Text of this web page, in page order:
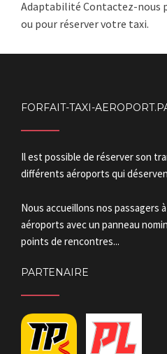
Adaptabilité Contactez-nous
ou pour réserver votre taxi.
FORFAIT-TAXI-
Il est possible de réserver son
différents aéroports qui
Nous accueillons nos passagers
aéroports avec un panneau
points de rencontres...
PARTENAIRE